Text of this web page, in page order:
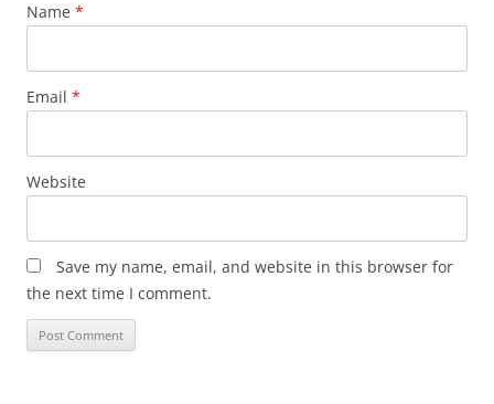
Name *
Email *
Website
Save my name, email, and website in this browser for
the next time I comment.